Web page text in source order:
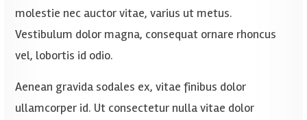
molestie nec auctor vitae, varius ut metus.
Vestibulum dolor magna, consequat ornare rhoncus
vel, lobortis id odio.
Aenean gravida sodales ex, vitae finibus dolor
ullamcorper id. Ut consectetur nulla vitae dolor